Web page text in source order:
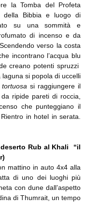
la Tomba del Profeta
della Bibbia e luogo di
su una sommità e
di incenso e da
verso la costa
incontrano l’acqua blu
creano potenti spruzzi
si popola di uccelli
tortuosa si raggiungere il
ripide pareti di roccia,
che punteggiano il
in hotel in serata.
Rub al Khali “il
Ubar)
mattino in auto 4x4 alla
di uno dei luoghi più
con dune dall’aspetto
di Thumrait, un tempo